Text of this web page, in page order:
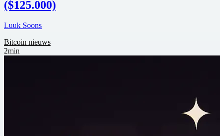
($125.000)
Luuk Soons
Bitcoin nieuws
2min